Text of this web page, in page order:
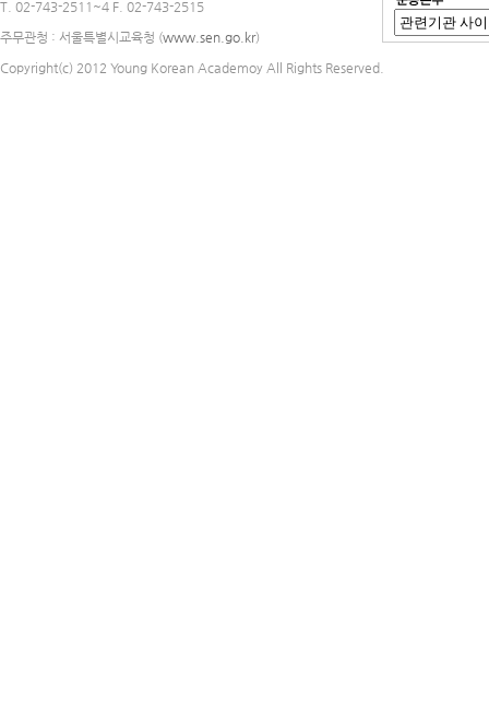
T. 02-743-2511~4 F. 02-743-2515
주무관청 : 서울특별시교육청 (www.sen.go.kr)
Copyright(c) 2012 Young Korean Academoy All Rights Reserved.